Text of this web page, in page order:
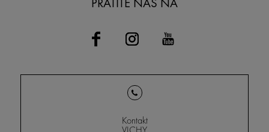
PRATITE NAS NA
Kontakt